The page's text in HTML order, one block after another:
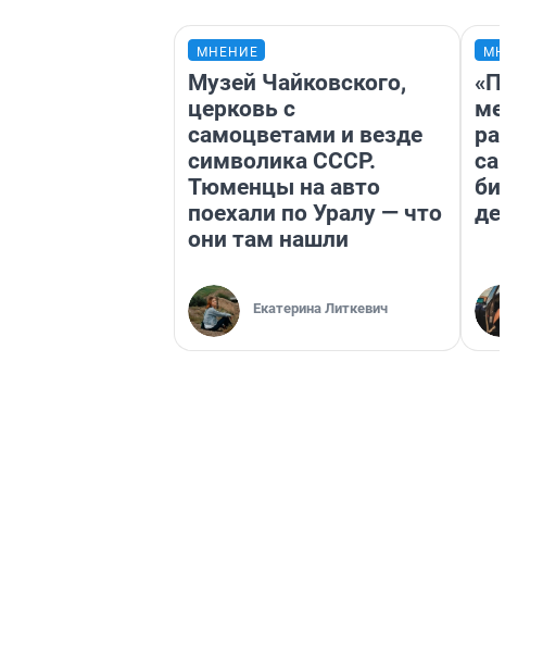
МНЕНИЕ
Музей Чайковского,
церковь с
самоцветами и везде
символика СССР.
Тюменцы на авто
поехали по Уралу — что
они там нашли
Екатерина Литкевич